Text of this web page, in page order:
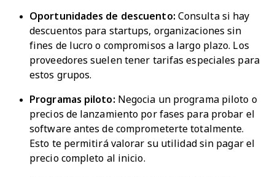
Oportunidades de descuento: Consulta si hay
descuentos para startups, organizaciones sin
fines de lucro o compromisos a largo plazo. Los
proveedores suelen tener tarifas especiales para
estos grupos.
Programas piloto: Negocia un programa piloto o
precios de lanzamiento por fases para probar el
software antes de comprometerte totalmente.
Esto te permitirá valorar su utilidad sin pagar el
precio completo al inicio.